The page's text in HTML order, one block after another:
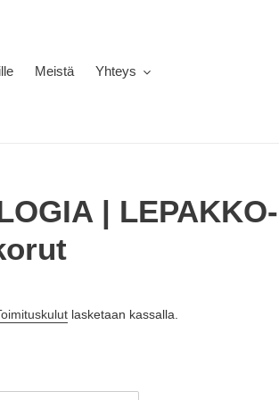
Meistä Yhteys
| LEPAKKO-
lasketaan kassalla.